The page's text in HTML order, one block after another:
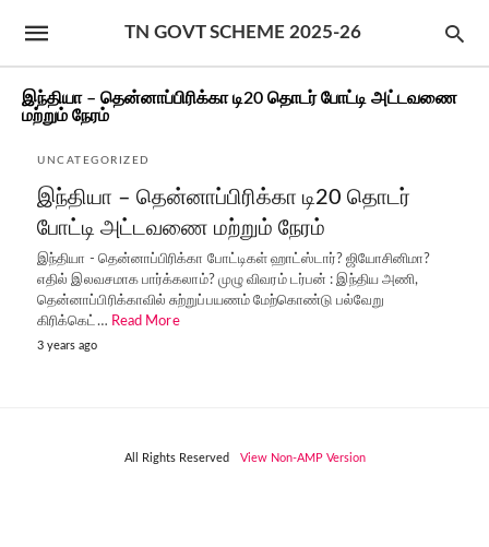
TN GOVT SCHEME 2025-26
இந்தியா – தென்னாப்பிரிக்கா டி20 தொடர் போட்டி அட்டவணை
மற்றும் நேரம்
UNCATEGORIZED
இந்தியா – தென்னாப்பிரிக்கா டி20 தொடர்
போட்டி அட்டவணை மற்றும் நேரம்
இந்தியா - தென்னாப்பிரிக்கா போட்டிகள் ஹாட்ஸ்டார்? ஜியோசினிமா?
எதில் இலவசமாக பார்க்கலாம்? முழு விவரம் டர்பன் : இந்திய அணி,
தென்னாப்பிரிக்காவில் சுற்றுப்பயணம் மேற்கொண்டு பல்வேறு
கிரிக்கெட்… Read More
3 years ago
All Rights Reserved View Non-AMP Version